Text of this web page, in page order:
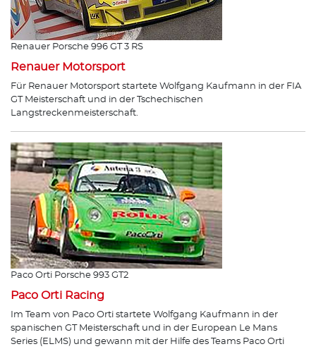
Renauer Porsche 996 GT 3 RS
Renauer Motorsport
Für Renauer Motorsport startete Wolfgang Kaufmann in der FIA
GT Meisterschaft und in der Tschechischen
Langstreckenmeisterschaft.
Paco Orti Porsche 993 GT2
Paco Orti Racing
Im Team von Paco Orti startete Wolfgang Kaufmann in der
spanischen GT Meisterschaft und in der European Le Mans
Series (ELMS) und gewann mit der Hilfe des Teams Paco Orti